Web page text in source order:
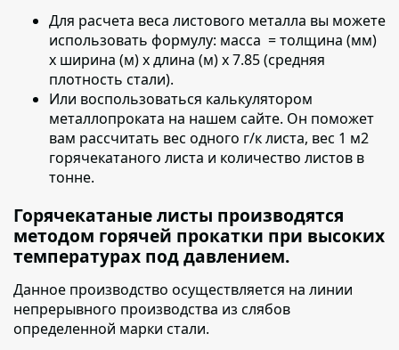
Для расчета веса листового металла вы можете
использовать формулу: масса = толщина (мм)
х ширина (м) х длина (м) х 7.85 (средняя
плотность стали).
Или воспользоваться калькулятором
металлопроката на нашем сайте. Он поможет
вам рассчитать вес одного г/к листа, вес 1 м2
горячекатаного листа и количество листов в
тонне.
Горячекатаные листы производятся
методом горячей прокатки при высоких
температурах под давлением.
Данное производство осуществляется на линии
непрерывного производства из слябов
определенной марки стали.